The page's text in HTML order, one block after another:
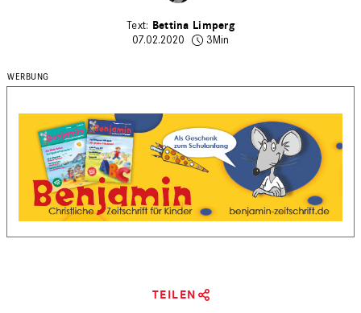
Bettina Limperg
07.02.2020
3Min
TEILEN